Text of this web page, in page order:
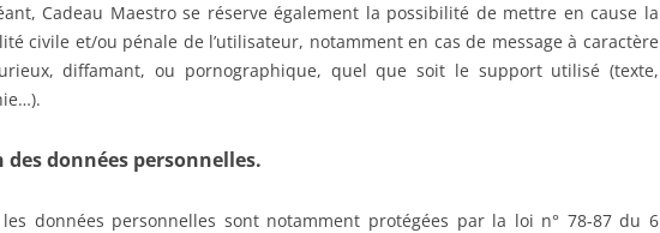
Cadeau Maestro se réserve également la possibilité de mettre en cause la
civile et/ou pénale de l’utilisateur, notamment en cas de message à caractère
diffamant, ou pornographique, quel que soit le support utilisé (texte,
des données personnelles.
les données personnelles sont notamment protégées par la loi n° 78-87 du 6